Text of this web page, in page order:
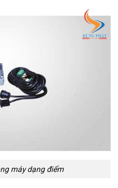
máy dạng điểm